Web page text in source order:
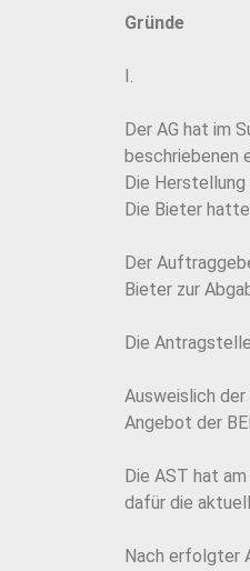
Gründe
I.
Der AG hat im
beschriebenen
Die
Die Bieter
Der
Bieter zur
Die
Ausweislich
Angebot der
Die AST hat
dafür die
Nach erfolgter